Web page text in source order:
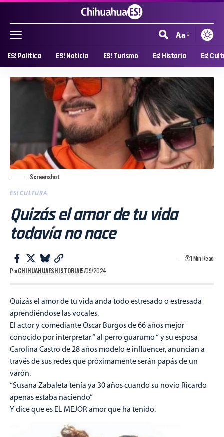
Aa
ES! Política ES! Noticia ES! Turismo Es! Historia Es!
Screenshot
ES! CULTURA
Quizás el amor de tu vida
todavía no nace
PorCHIHUAHUAESHISTORIA15/09/2024
1 Min Read
Quizás el amor de tu vida anda todo estresado o estresada
aprendiéndose las vocales.
El actor y comediante Oscar Burgos de 66 años mejor
conocido por interpretar “ al perro guarumo “ y su esposa
Carolina Castro de 28 años modelo e influencer, anuncian a
través de sus redes que próximamente serán papás de un
varón.
“Susana Zabaleta tenía ya 30 años cuando su novio Ricardo
apenas estaba naciendo”
Y dice que es EL MEJOR amor que ha tenido.